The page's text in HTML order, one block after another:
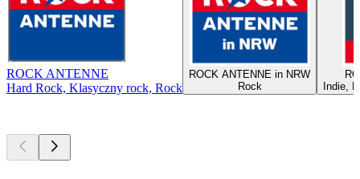
ROCK ANTENNE
Hard Rock, Klasyczny rock, Rock
ROCK ANTENNE in NRW
Rock
Indie,